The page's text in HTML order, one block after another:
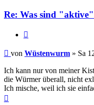
Re: Was sind
Beitrag
von Wüstenwurm » Sa
Ich kann nur von meiner
die Würmer überall, nicht
Ich mische, weil ich sie